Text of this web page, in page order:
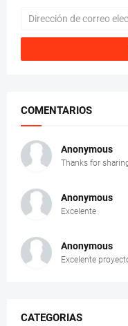
COMENTARIOS
Anonymous
Thanks for
Anonymous
Excelente
Anonymous
Excelente
CATEGORIAS